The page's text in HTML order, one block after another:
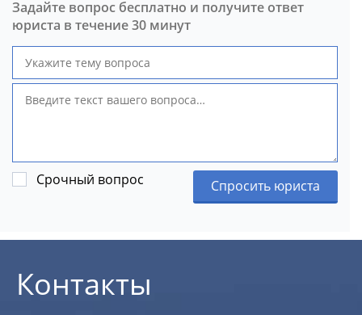
Задайте вопрос бесплатно и получите ответ
юриста в течение 30 минут
Срочный вопрос Спросить юриста
Контакты